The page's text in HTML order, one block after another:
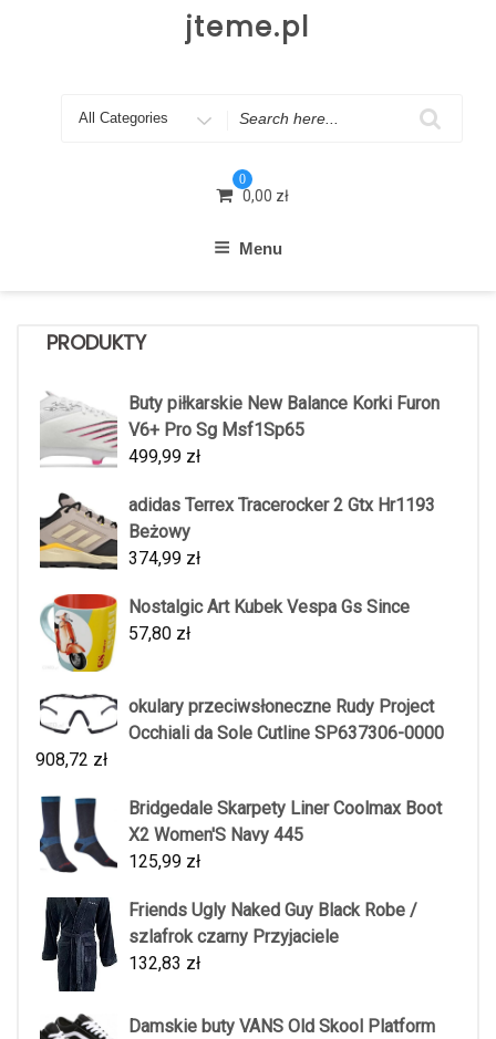
jteme.pl
Search
0
0,00 zł
Menu
PRODUKTY
Buty piłkarskie New Balance Korki Furon
V6+ Pro Sg Msf1Sp65
499,99 zł
adidas Terrex Tracerocker 2 Gtx Hr1193
Beżowy
374,99 zł
Nostalgic Art Kubek Vespa Gs Since
57,80 zł
okulary przeciwsłoneczne Rudy Project
Occhiali da Sole Cutline SP637306-0000
908,72 zł
Bridgedale Skarpety Liner Coolmax Boot
X2 Women'S Navy 445
125,99 zł
Friends Ugly Naked Guy Black Robe /
szlafrok czarny Przyjaciele
132,83 zł
Damskie buty VANS Old Skool Platform